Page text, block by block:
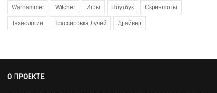
Warhammer Witcher Игры Ноутбук Скриншоты
Технологии Трассировка Лучей Драйвер
О ПРОЕКТЕ